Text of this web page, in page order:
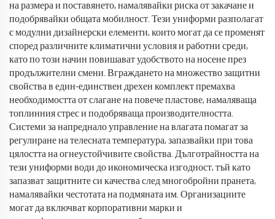
на размера и поставянето, намалявайки риска от закачане и
подобрявайки общата мобилност. Тези униформи разполагат
с модулни дизайнерски елементи, които могат да се променят
според различните климатични условия и работни среди,
като по този начин повишават удобството на носене през
продължителни смени. Вграждането на множество защитни
свойства в един-единствен дрехен комплект премахва
необходимостта от слагане на повече пластове, намаляваща
топлинния стрес и подобряваща производителността.
Системи за напреднало управление на влагата помагат за
регулиране на телесната температура, запазвайки при това
цялостта на огнеустойчивите свойства. Дълготрайността на
тези униформи води до икономическа изгодност, тъй като
запазват защитните си качества след многобройни пранета,
намалявайки честотата на подмяната им. Организациите
могат да включват корпоративни марки и